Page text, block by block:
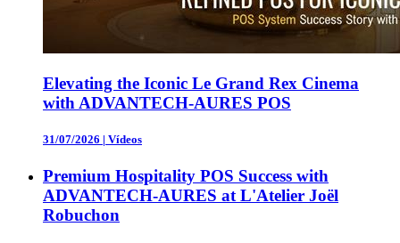
Elevating the Iconic Le Grand Rex Cinema
with ADVANTECH-AURES POS
31/07/2026 | Vídeos
Premium Hospitality POS Success with
ADVANTECH-AURES at L'Atelier Joël
Robuchon